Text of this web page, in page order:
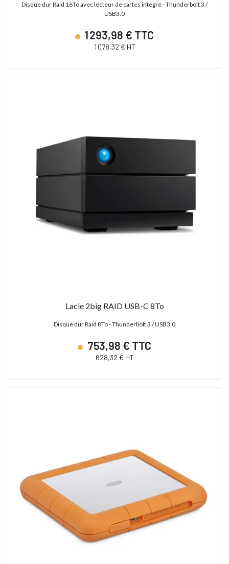
Disque dur Raid 16To avec lecteur de cartes intégré - Thunderbolt 3 /
USB3.0
1 293,98 € TTC
1 078,32 € HT
Lacie 2big RAID USB-C 8To
Disque dur Raid 8To - Thunderbolt 3 / USB3.0
753,98 € TTC
628,32 € HT